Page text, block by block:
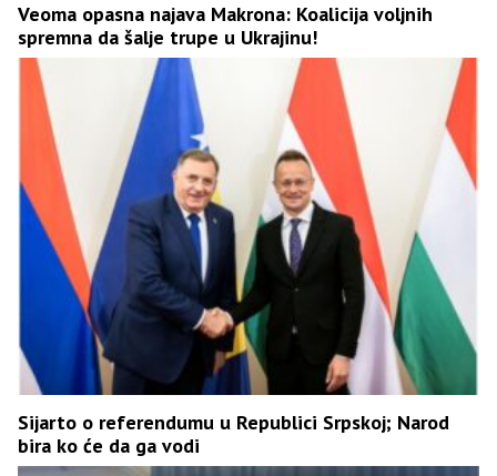
Veoma opasna najava Makrona: Koalicija voljnih
spremna da šalje trupe u Ukrajinu!
Sijarto o referendumu u Republici Srpskoj; Narod
bira ko će da ga vodi